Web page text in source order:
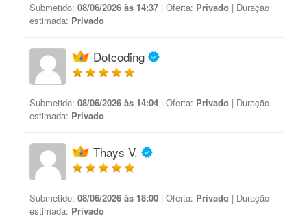
Submetido: 08/06/2026 às 14:37 | Oferta: Privado | Duração
estimada: Privado
Dotcoding
Submetido: 08/06/2026 às 14:04 | Oferta: Privado | Duração
estimada: Privado
Thays V.
Submetido: 08/06/2026 às 18:00 | Oferta: Privado | Duração
estimada: Privado